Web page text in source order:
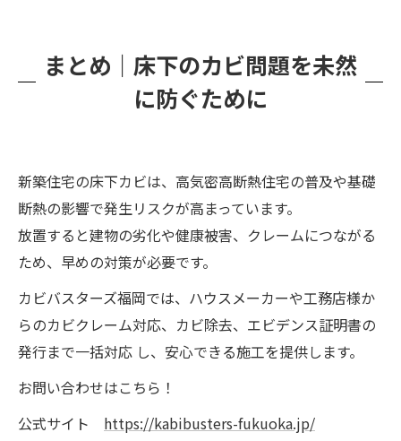
まとめ｜床下のカビ問題を未然
に防ぐために
新築住宅の床下カビは、高気密高断熱住宅の普及や基礎
断熱の影響で発生リスクが高まっています。
放置すると建物の劣化や健康被害、クレームにつながる
ため、早めの対策が必要です。
カビバスターズ福岡では、ハウスメーカーや工務店様か
らのカビクレーム対応、カビ除去、エビデンス証明書の
発行まで一括対応 し、安心できる施工を提供します。
お問い合わせはこちら！
公式サイト https://kabibusters-fukuoka.jp/